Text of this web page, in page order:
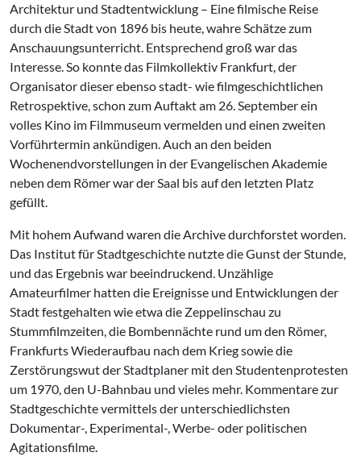
Architektur und Stadtentwicklung – Eine filmische Reise
durch die Stadt von 1896 bis heute, wahre Schätze zum
Anschauungsunterricht. Entsprechend groß war das
Interesse. So konnte das Filmkollektiv Frankfurt, der
Organisator dieser ebenso stadt- wie filmgeschichtlichen
Retrospektive, schon zum Auftakt am 26. September ein
volles Kino im Filmmuseum vermelden und einen zweiten
Vorführtermin ankündigen. Auch an den beiden
Wochenendvorstellungen in der Evangelischen Akademie
neben dem Römer war der Saal bis auf den letzten Platz
gefüllt.
Mit hohem Aufwand waren die Archive durchforstet worden.
Das Institut für Stadtgeschichte nutzte die Gunst der Stunde,
und das Ergebnis war beeindruckend. Unzählige
Amateurfilmer hatten die Ereignisse und Entwicklungen der
Stadt festgehalten wie etwa die Zeppelinschau zu
Stummfilmzeiten, die Bombennächte rund um den Römer,
Frankfurts Wiederaufbau nach dem Krieg sowie die
Zerstörungswut der Stadtplaner mit den Studentenprotesten
um 1970, den U-Bahnbau und vieles mehr. Kommentare zur
Stadtgeschichte vermittels der unterschiedlichsten
Dokumentar-, Experimental-, Werbe- oder politischen
Agitationsfilme.